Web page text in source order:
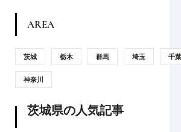
AREA
茨城 栃木 群馬 埼玉 千葉
神奈川
茨城県の人気記事